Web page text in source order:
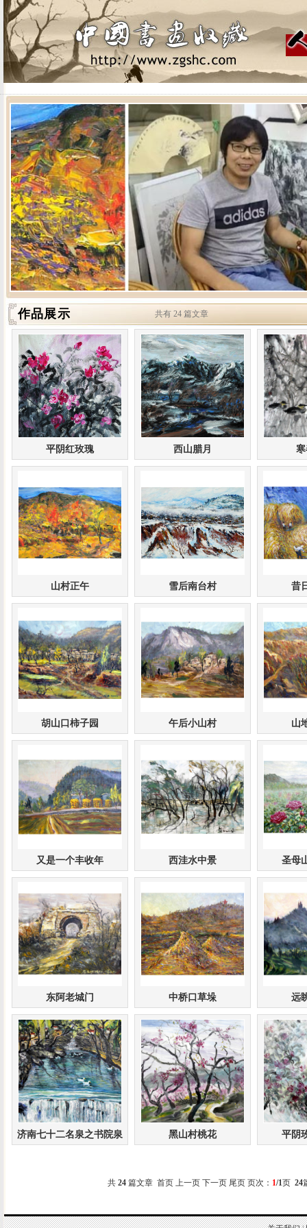
作品展示 共有 24 篇文章
平阴红玫瑰 西山腊月
山村正午 雪后南台村 昔
胡山口柿子园 午后小山村 山
又是一个丰收年 西洼水中景 圣母
东阿老城门 中桥口草垛 远
济南七十二名泉之书院泉 黑山村桃花 平阴
共24 篇文章 首页 上一页 下一页 尾页 页次： 1/1页24